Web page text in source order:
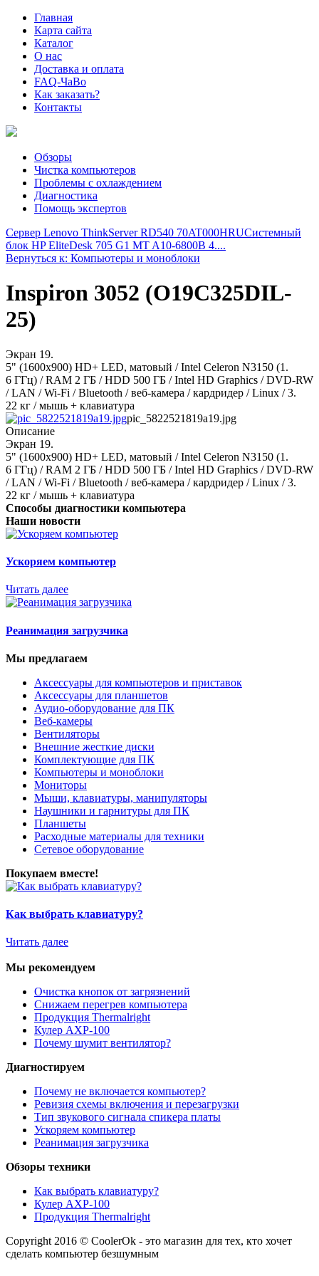
Главная
Карта сайта
Каталог
О нас
Доставка и оплата
FAQ-ЧаВо
Как заказать?
Контакты
Обзоры
Чистка компьютеров
Проблемы с охлаждением
Диагностика
Помощь экспертов
Сервер Lenovo ThinkServer RD540 70AT000HRUСистемный
блок HP EliteDesk 705 G1 MT A10-6800B 4....
Вернуться к: Компьютеры и моноблоки
Inspiron 3052 (O19C325DIL-
25)
Экран 19.
5" (1600x900) HD+ LED, матовый / Intel Celeron N3150 (1.
6 ГГц) / RAM 2 ГБ / HDD 500 ГБ / Intel HD Graphics / DVD-RW
/ LAN / Wi-Fi / Bluetooth / веб-камера / кардридер / Linux / 3.
22 кг / мышь + клавиатура
pic_5822521819a19.jpg
Описание
Экран 19.
5" (1600x900) HD+ LED, матовый / Intel Celeron N3150 (1.
6 ГГц) / RAM 2 ГБ / HDD 500 ГБ / Intel HD Graphics / DVD-RW
/ LAN / Wi-Fi / Bluetooth / веб-камера / кардридер / Linux / 3.
22 кг / мышь + клавиатура
Способы диагностики компьютера
Наши новости
Ускоряем компьютер
Читать далее
Реанимация загрузчика
Мы предлагаем
Аксессуары для компьютеров и приставок
Аксессуары для планшетов
Аудио-оборудование для ПК
Веб-камеры
Вентиляторы
Внешние жесткие диски
Комплектующие для ПК
Компьютеры и моноблоки
Мониторы
Мыши, клавиатуры, манипуляторы
Наушники и гарнитуры для ПК
Планшеты
Расходные материалы для техники
Сетевое оборудование
Покупаем вместе!
Как выбрать клавиатуру?
Читать далее
Мы рекомендуем
Очистка кнопок от загрязнений
Снижаем перегрев компьютера
Продукция Thermalright
Кулер AXP-100
Почему шумит вентилятор?
Диагностируем
Почему не включается компьютер?
Ревизия схемы включения и перезагрузки
Тип звукового сигнала спикера платы
Ускоряем компьютер
Реанимация загрузчика
Обзоры техники
Как выбрать клавиатуру?
Кулер AXP-100
Продукция Thermalright
Copyright 2016 © CoolerOk - это магазин для тех, кто хочет
сделать компьютер безшумным